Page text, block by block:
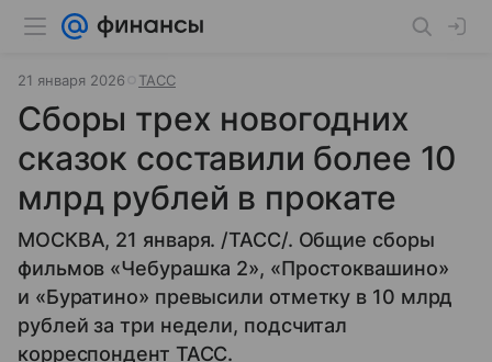
21 января 2026 ТАСС
Сборы трех новогодних
сказок составили более 10
млрд рублей в прокате
МОСКВА, 21 января. /ТАСС/. Общие сборы
фильмов «Чебурашка 2», «Простоквашино»
и «Буратино» превысили отметку в 10 млрд
рублей за три недели, подсчитал
корреспондент ТАСС.